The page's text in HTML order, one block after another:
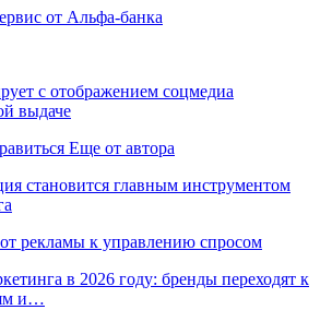
от Альфа-банка
с отображением соцмедиа
выдаче
Еще от автора
становится главным инструментом
рекламы к управлению спросом
в 2026 году: бренды переходят к
и…